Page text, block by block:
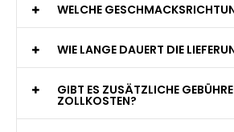
WELCHE
WIE LANGE DAUERT DIE
GIBT ES ZUSÄTZLICHE
ZOLLKOSTEN?